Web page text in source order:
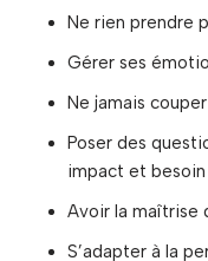
Ne rien prendre
Gérer ses
Ne jamais
Poser des
impact et besoin
Avoir la maîtrise
S’adapter à la